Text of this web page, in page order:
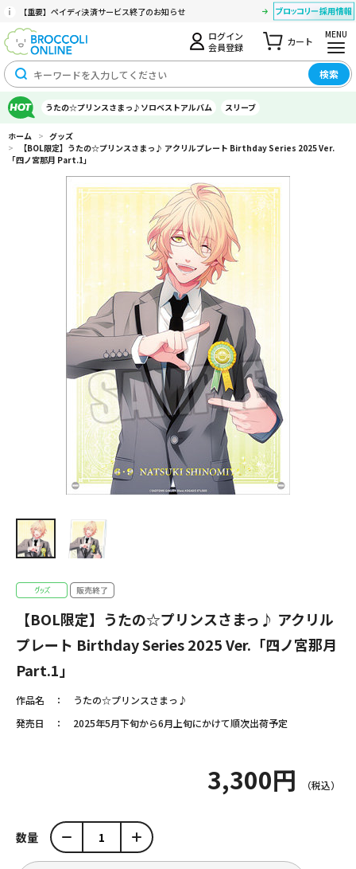
【重要】ペイディ決済サービス終了のお知らせ
ログイン
会員登録
カート
MENU
検索
うたの☆プリンスさまっ♪ソロベストアルバム スリーブ
ホーム > グッズ
>
【BOL限定】うたの☆プリンスさまっ♪ アクリルプレート Birthday Series 2025 Ver.
「四ノ宮那月 Part.1」
【BOL限定】うたの☆プリンスさまっ♪ アクリル
プレート Birthday Series 2025 Ver.「四ノ宮那月
Part.1」
作品名
うたの☆プリンスさまっ♪
発売日
2025年5月下旬から6月上旬にかけて順次出荷予定
3,300円
数量